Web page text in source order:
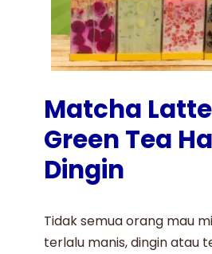
Matcha
Green Tea
Dingin
Tidak semua orang mau
terlalu manis, dingin atau